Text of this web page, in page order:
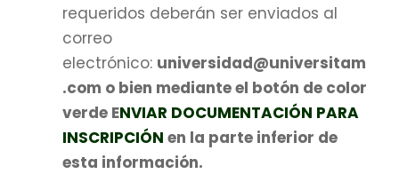
requeridos deberán ser enviados al
correo
electrónico: universidad@universitam
.com o bien mediante el botón de color
verde ENVIAR DOCUMENTACIÓN PARA
INSCRIPCIÓN en la parte inferior de
esta información.